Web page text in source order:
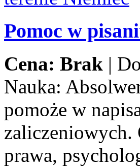
Pomoc w
Cena: Brak |
Nauka:
pomoże w
zaliczeniowych.
prawa,